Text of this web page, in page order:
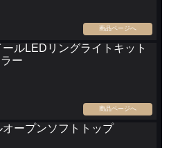
商品ページへ
ールLEDリングライトキット
ー
商品ページへ
オープンソフトトップ